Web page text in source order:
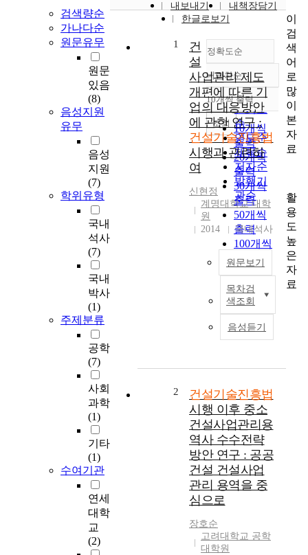
검색량순
가나다순
원문유무
원문
있음
(8)
음성지원
유무
음성
지원
(7)
학위유형
국내
석사
(7)
국내
박사
(1)
주제분류
공학
(7)
사회
과학
(1)
기타
(1)
수여기관
연세
대학
교
(2)
내보내기
내책장담기
한글로보기
정확도순
정확도
순
인기도
순
연도순
제목순
저자순
발행기
관순
내림차순
내림차순
10개씩 출력
10개씩
출력
20개씩
출력
30개씩
출력
50개씩
출력
100개씩
출력
조회
1
건
설
사업관리 제도
개편에 따른 기
업의 대응방안
에 관한 연구 :
건설기술진흥법
시행과 관련하
여
신현정
계명대학교 대학
원
2014
국내석사
원문보기
목차검
색조회
음성듣기
2
건설기술진흥법
시행 이후 중소
건설사업관리용
역사 수수전략
방안 연구 : 공공
건설 건설사업
관리 용역을 중
심으로
장호순
고려대학교 공학
대학원
이
검
색
어
로
많
이
본
자
료
활
용
도
높
은
자
료